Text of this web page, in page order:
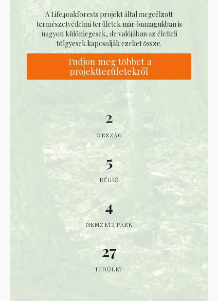
A Life4oakforests projekt által megcélzott
természetvédelmi területek már önmagukban is
nagyon különlegesek, de valójában az életteli
tölgyesek kapcsolják ezeket össze.
Tudjon meg többet a
projektterületekről
2
ORSZÁG
5
RÉGIÓ
4
NEMZETI PARK
27
TERÜLET